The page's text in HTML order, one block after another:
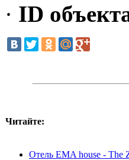
· ID
Читайте:
Отель EMA house - The